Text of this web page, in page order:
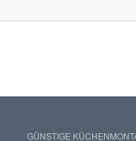
GÜNSTIGE